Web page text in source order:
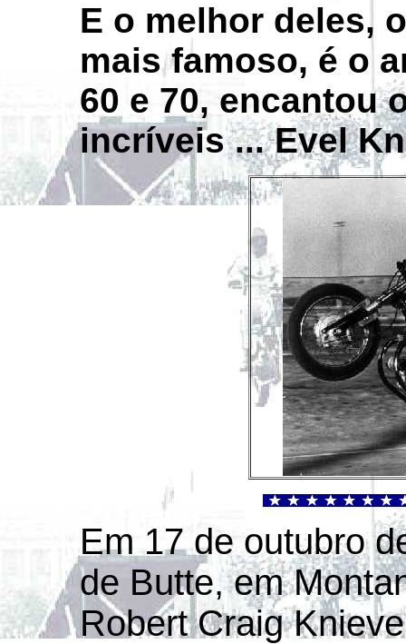
E o melhor deles,
mais famoso, é o
60 e 70, encantou
incríveis ... Evel
Em 17 de outubro
de Butte, em
Robert Craig